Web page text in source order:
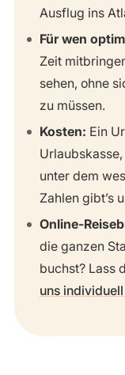
Ausflug ins
Für wen
Zeit
sehen, ohne
zu müssen.
Kosten: Ein
unter dem
Zahlen gibt’s
Online-
die ganzen
buchst? Lass
uns